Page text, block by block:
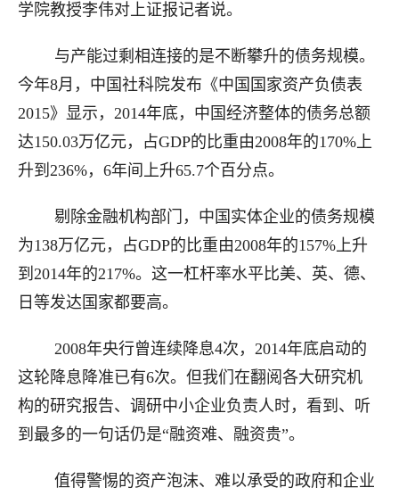
学院教授李伟对上证报记者说。
与产能过剩相连接的是不断攀升的债务规模。
今年8月，中国社科院发布《中国国家资产负债表
2015》显示，2014年底，中国经济整体的债务总额
达150.03万亿元，占GDP的比重由2008年的170%上
升到236%，6年间上升65.7个百分点。
剔除金融机构部门，中国实体企业的债务规模
为138万亿元，占GDP的比重由2008年的157%上升
到2014年的217%。这一杠杆率水平比美、英、德、
日等发达国家都要高。
2008年央行曾连续降息4次，2014年底启动的
这轮降息降准已有6次。但我们在翻阅各大研究机
构的研究报告、调研中小企业负责人时，看到、听
到最多的一句话仍是“融资难、融资贵”。
值得警惕的资产泡沫、难以承受的政府和企业